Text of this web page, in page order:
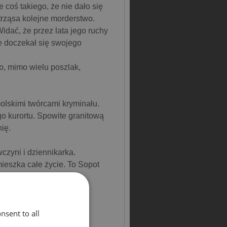
coś takiego, że nie dało się
kolejne morderstwo.
że przez lata jego ruchy
doczekał się swojego
mimo wielu poszlak,
twórcami kryminału.
kurortu. Spowite granitową
i dziennikarka.
całe życie. To Sopot
to all